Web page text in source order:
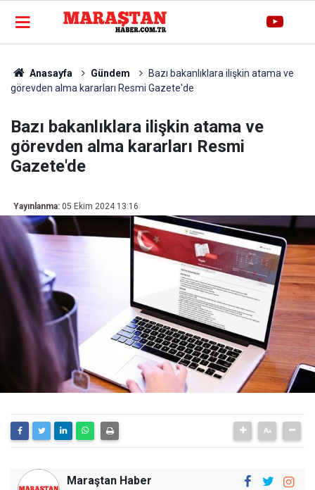
Anasayfa Gündem
Bazı bakanlıklara ilişkin atama ve
görevden alma kararları Resmi Gazete'de
Bazı bakanlıklara ilişkin atama ve
görevden alma kararları Resmi
Gazete'de
Yayınlanma: 05 Ekim 2024 13:16
Maraştan Haber